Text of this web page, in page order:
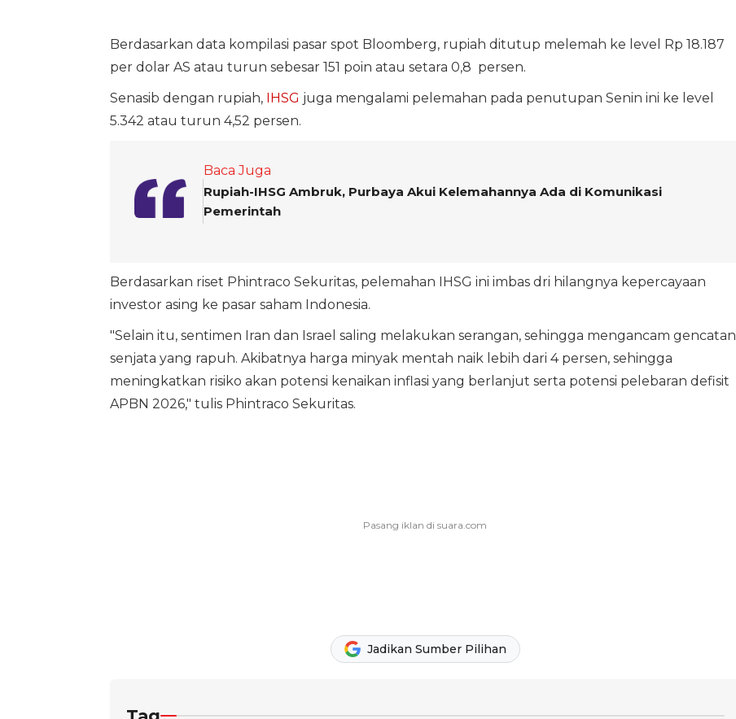
Berdasarkan data kompilasi pasar spot Bloomberg, rupiah ditutup melemah ke level Rp 18.187
per dolar AS atau turun sebesar 151 poin atau setara 0,8 persen.
Senasib dengan rupiah, IHSG juga mengalami pelemahan pada penutupan Senin ini ke level
5.342 atau turun 4,52 persen.
Baca Juga
Rupiah-IHSG Ambruk, Purbaya Akui Kelemahannya Ada di Komunikasi
Pemerintah
Berdasarkan riset Phintraco Sekuritas, pelemahan IHSG ini imbas dri hilangnya kepercayaan
investor asing ke pasar saham Indonesia.
"Selain itu, sentimen Iran dan Israel saling melakukan serangan, sehingga mengancam gencatan
senjata yang rapuh. Akibatnya harga minyak mentah naik lebih dari 4 persen, sehingga
meningkatkan risiko akan potensi kenaikan inflasi yang berlanjut serta potensi pelebaran defisit
APBN 2026," tulis Phintraco Sekuritas.
Jadikan Sumber Pilihan